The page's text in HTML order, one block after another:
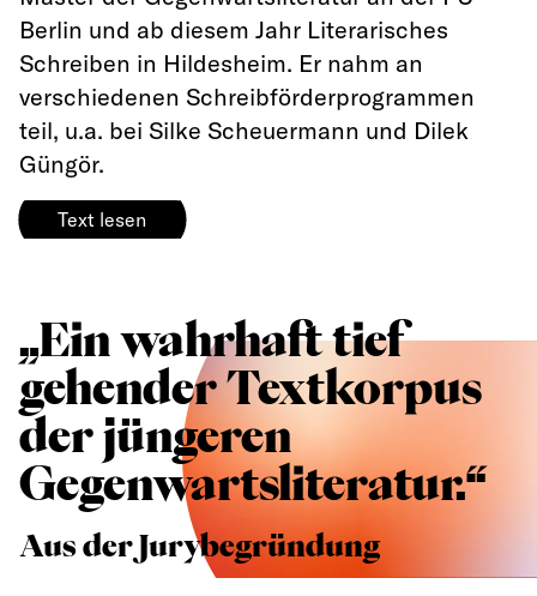
Berlin und ab diesem Jahr Literarisches
Schreiben in Hildesheim. Er nahm an
verschiedenen Schreibförderprogrammen
teil, u.a. bei Silke Scheuermann und Dilek
Güngör.
Text lesen
„Ein wahrhaft tief
gehender Textkorpus
der jüngeren
Gegenwartsliteratur.“
Aus der Jurybegründung